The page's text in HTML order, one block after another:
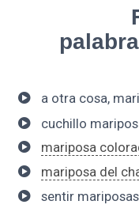
a otra cosa,
cuchillo
mariposa
mariposa del
sentir